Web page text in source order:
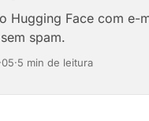
Hugging Face com e-
spam.
·5 min de leitura